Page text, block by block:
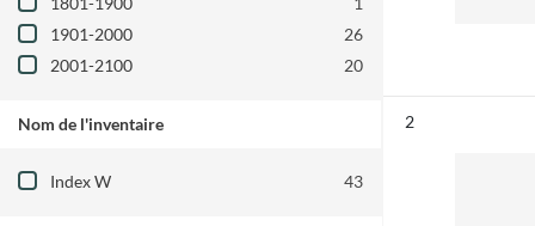
1901-2000
26
2001-2100
20
Nom de l'inventaire
Filtre les résultats par : Nom de l'inventaire
Index W 43
2